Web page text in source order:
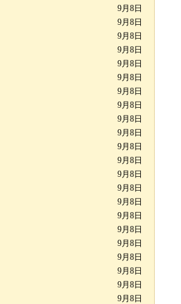
9月8日
9月8日
9月8日
9月8日
9月8日
9月8日
9月8日
9月8日
9月8日
9月8日
9月8日
9月8日
9月8日
9月8日
9月8日
9月8日
9月8日
9月8日
9月8日
9月8日
9月8日
9月8日